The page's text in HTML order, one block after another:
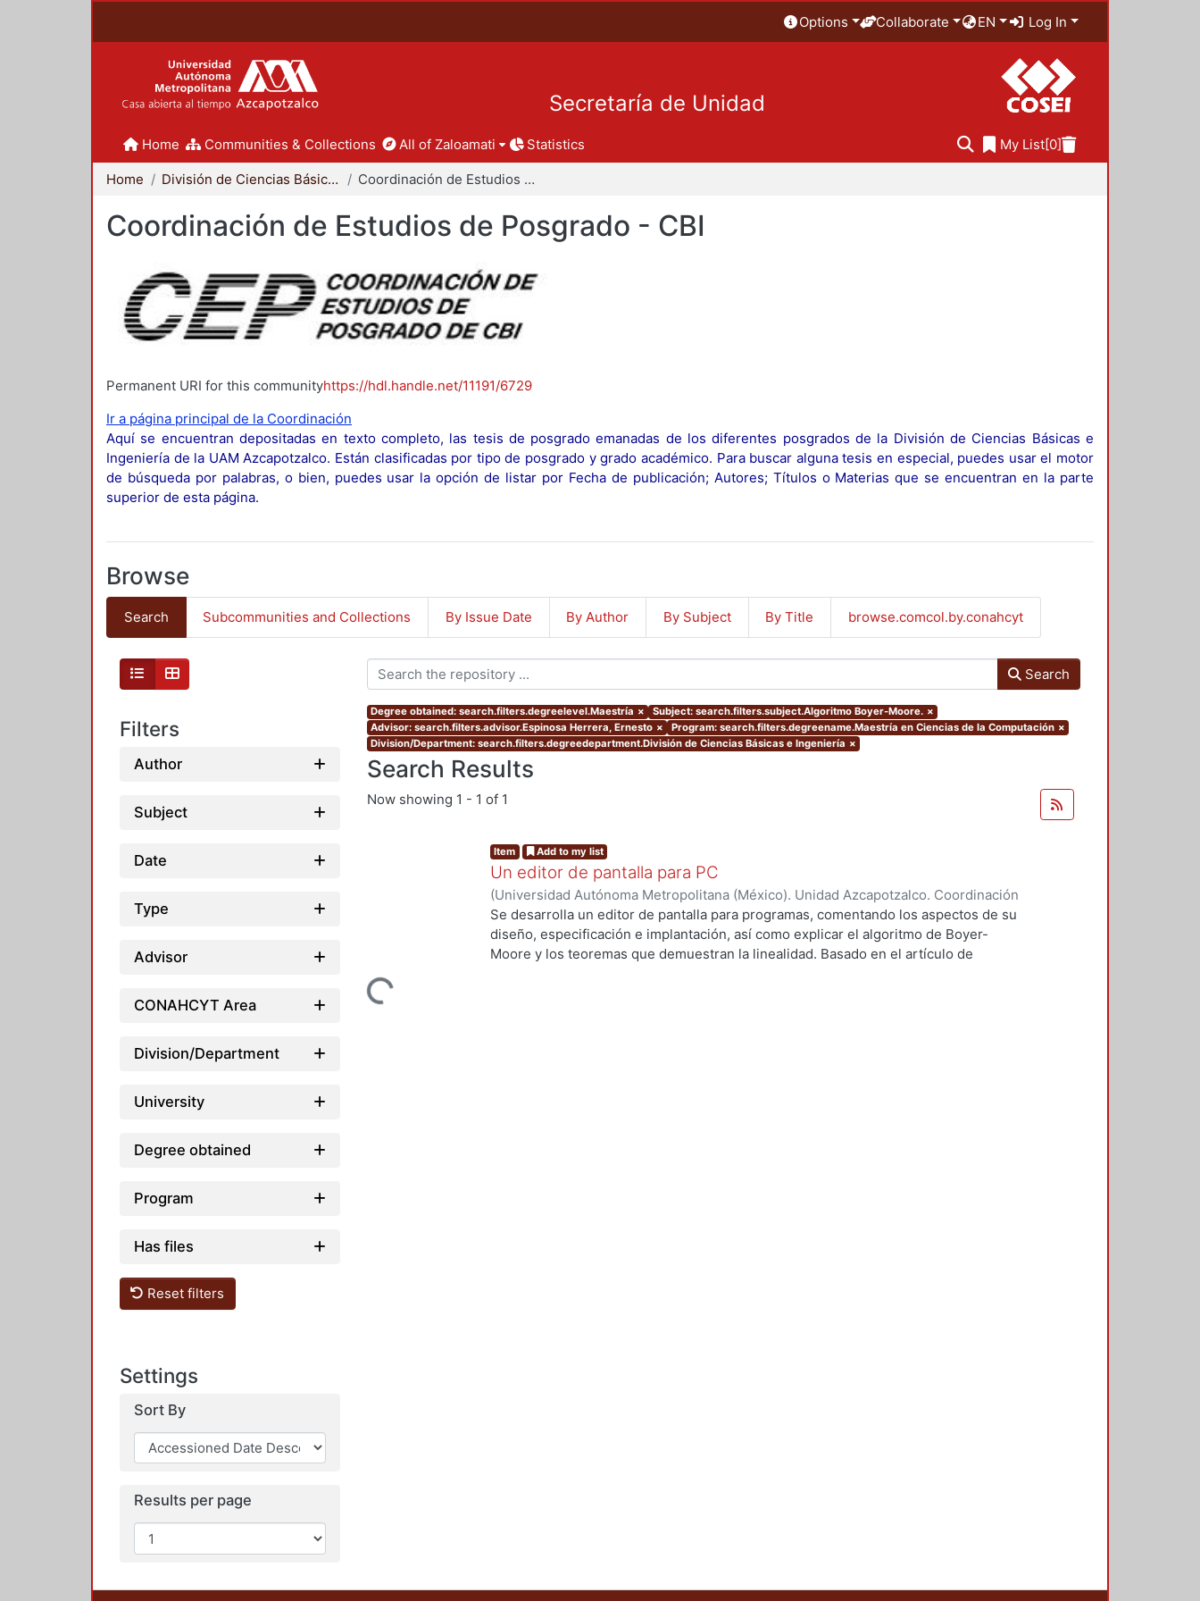
Options Collaborate EN Log In
Secretaría de Unidad
Home Communities & Collections All of Zaloamati Statistics My List[0]
Home División de Ciencias Básicas e Ingeniería Coordinación de Estudios de Posgrado - CBI
Coordinación de Estudios de Posgrado - CBI
Permanent URI for this communityhttps://hdl.handle.net/11191/6729
Ir a página principal de la Coordinación
Aquí se encuentran depositadas en texto completo, las tesis de posgrado emanadas de los diferentes posgrados de la División de Ciencias Básicas e
Ingeniería de la UAM Azcapotzalco. Están clasificadas por tipo de posgrado y grado académico. Para buscar alguna tesis en especial, puedes usar el motor
de búsqueda por palabras, o bien, puedes usar la opción de listar por Fecha de publicación; Autores; Títulos o Materias que se encuentran en la parte
superior de esta página.
Browse
Search Subcommunities and Collections By Issue Date By Author By Subject By Title browse.comcol.by.conahcyt
Filters
Author
Subject
Date
Type
Advisor
CONAHCYT Area
Division/Department
University
Degree obtained
Program
Has files
Reset filters
Settings
Sort By
Results per page
Search
Degree obtained: search.filters.degreelevel.Maestría × Subject: search.filters.subject.Algoritmo Boyer-Moore. ×
Advisor: search.filters.advisor.Espinosa Herrera, Ernesto × Program: search.filters.degreename.Maestría en Ciencias de la Computación ×
Division/Department: search.filters.degreedepartment.División de Ciencias Básicas e Ingeniería ×
Search Results
Now showing 1 - 1 of 1
Loading...
Item Add to my list
Un editor de pantalla para PC
(Universidad Autónoma Metropolitana (México). Unidad Azcapotzalco. Coordinación
de Servicios de Información.,1991-09)Cadena Sandoval, Carlos Alberto
Se desarrolla un editor de pantalla para programas, comentando los aspectos de su
diseño, especificación e implantación, así como explicar el algoritmo de Boyer-
Moore y los teoremas que demuestran la linealidad. Basado en el artículo de